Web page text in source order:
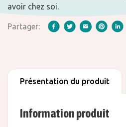
avoir chez soi.
Partager:
Présentation du produit
Information produit